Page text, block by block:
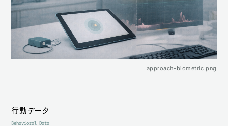
approach-biometric.png
行動データ
Behavioral Data